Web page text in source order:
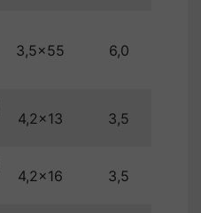
3,5×55 6,0
4,2×13 3,5
4,2×16 3,5